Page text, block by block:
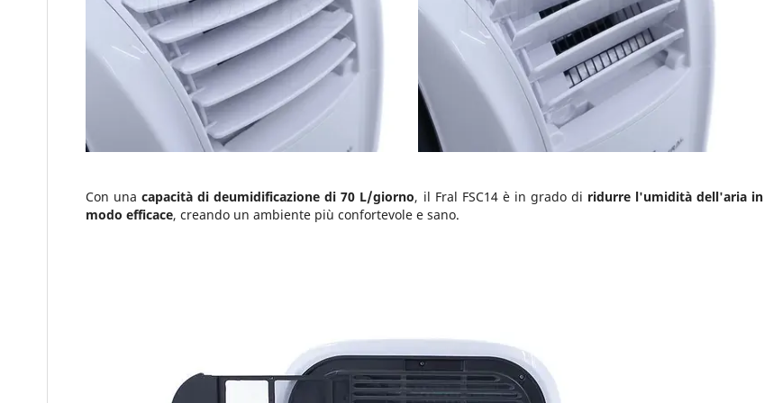
Con unacapacità di deumidificazione di 70 L/giorno, il Fral FSC14 è in grado di ridurre l'umidità dell'aria in
modo efficace, creando un ambiente più confortevole e sano.